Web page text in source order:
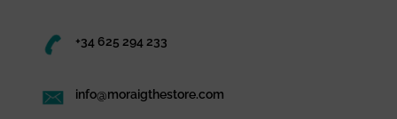
+34 625 294 233
info@moraigthestore.com